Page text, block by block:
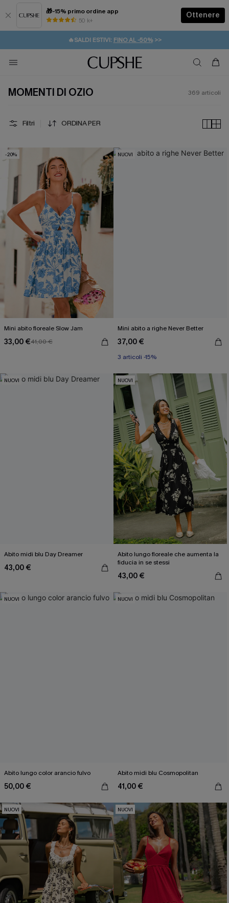
🎁-15% primo ordine app
50 k+
Ottenere
⚡️-15% SUGLI ESSENZIALI DA VACANZA | ACQUISTA
🔥SALDI ESTIVI: FINO AL -50%>>
🚚SPEDIZIONE GRATUITA DA 49€
💌REGALO PER I NUOVI: 20% DI SCONTO*
MOMENTI DI OZIO 369 articoli
Filtri ORDINA PER
-20%
Mini abito floreale Slow Jam
33,00 €41,00 €
NUOVI
Mini abito a righe Never Better
37,00 €
3 articoli -15%
NUOVI
Abito midi blu Day Dreamer
43,00 €
NUOVI
Abito lungo floreale che aumenta la
fiducia in se stessi
43,00 €
NUOVI
Abito lungo color arancio fulvo
50,00 €
NUOVI
Abito midi blu Cosmopolitan
41,00 €
NUOVI NUOVI